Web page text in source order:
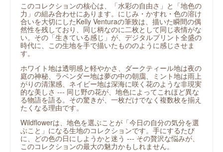
このコレクションの核心は、「水彩の自由さ」と「地色の
力」の組み合わせにあります。にじみ・かすれ・色の溶け
合いを大切にしたKelly Venturaの筆致は、描いた瞬間の偶
然性を残しており、同じ柄なのに二枚として同じ表情がな
い。その「生きている感じ」が、デジタルプリント全盛の
時代に、この生地を手で描いたもののように感じさせま
す。
ホワイト地は透明感と軽やかさ、ダークティール地は夜の
庭の神秘、ラベンダー地は夢の中の朝靄、ミント地は雨上
がりの清潔感、ネイビー地は深海に咲く花のような非現実
的な美しさ --- 同じ野の花が、地色によってこれほど異な
る物語を語る。その驚きが、一枚だけでなく複数枚を揃え
たくなる理由です。
Wildflowerは、地色を選ぶことが「今日の自分の気分を選
ぶこと」になる生地のコレクションです。手にするたび
に、どの色の日にしようかと迷う --- その贅沢な悩みが、
このコレクションの最大の魅力かもしれません。